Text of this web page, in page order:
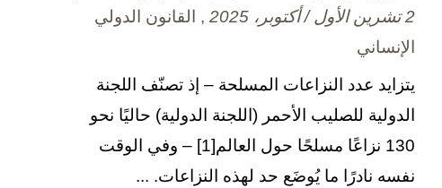
2 تشرين الأول / أكتوبر، 2025
, القانون الدولي
الإنساني
يتزايد عدد النزاعات المسلحة – إذ تصنّف اللجنة
الدولية للصليب الأحمر (اللجنة الدولية) حاليًا نحو
130 نزاعًا مسلحًا حول العالم[1] – وفي الوقت
نفسه نادرًا ما يُوضَع حد لهذه النزاعات. ...